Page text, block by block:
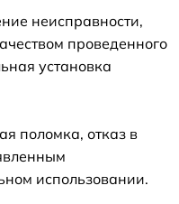
неисправности,
проведенного
установка
поломка, отказ в
использовании.